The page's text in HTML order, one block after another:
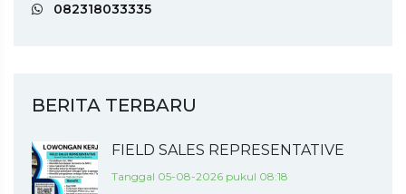
082318033335
BERITA TERBARU
FIELD SALES REPRESENTATIVE
Tanggal 05-08-2026 pukul 08:18